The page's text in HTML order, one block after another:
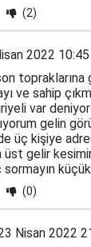
(2)
2022 10:45
ve sahip
var
gelin
üç kişiye
gelir
(0)
Nisan 2022